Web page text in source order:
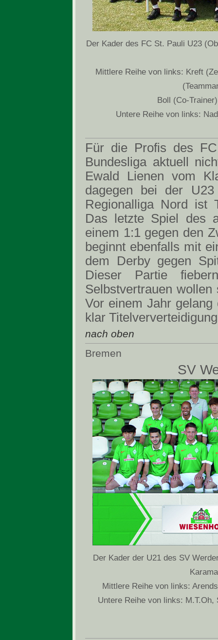
Der Kader des FC St. Pauli U23
Mittlere Reihe von links: Kreft
Boll (Co-
Untere Reihe von links:
Für die Profis des
Bundesliga aktuell
Ewald Lienen vom
dagegen bei der
Regionalliga Nord ist
Das letzte Spiel des
einem 1:1 gegen den
beginnt ebenfalls mit
dem Derby gegen
Dieser Partie
Selbstvertrauen
Vor einem Jahr
klar
nach oben
Bremen
SV
Der Kader der U21 des SV
Mittlere Reihe von links:
Untere Reihe von links: